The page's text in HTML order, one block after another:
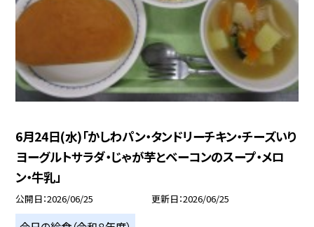
6月24日(水)「かしわパン・タンドリーチキン・チーズいり
ヨーグルトサラダ・じゃが芋とベーコンのスープ・メロ
ン・牛乳」
公開日 2026/06/25 更新日 2026/06/25